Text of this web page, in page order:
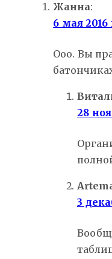
Жанна:
6 мая 2016
Ооо. Вы
28
3